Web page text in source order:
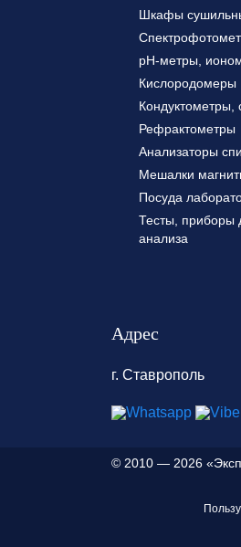
Шкафы
pH-метры,
Кислородомеры
Кондуктометры,
Рефрактометры
Анализаторы
Мешалки
Посуда
Тесты, приборы
анализа
Адрес
г. Ставрополь
© 2010 — 2026